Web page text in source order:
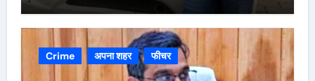
Crime अपना शहर फीचर